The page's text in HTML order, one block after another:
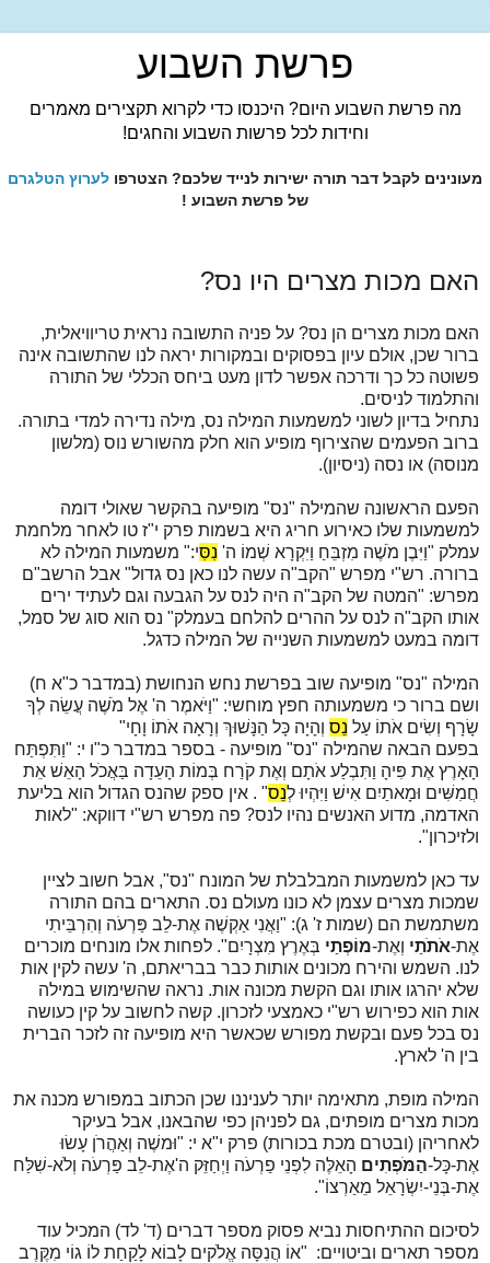
פרשת השבוע
מה פרשת השבוע היום? היכנסו כדי לקרוא תקצירים מאמרים
וחידות לכל פרשות השבוע והחגים!
מעונינים לקבל דבר תורה ישירות לנייד שלכם? הצטרפו לערוץ הטלגרם
של פרשת השבוע !
האם מכות מצרים היו נס?
האם מכות מצרים הן נס? על פניה התשובה נראית טריוויאלית,
ברור שכן, אולם עיון בפסוקים ובמקורות יראה לנו שהתשובה אינה
פשוטה כל כך ודרכה אפשר לדון מעט ביחס הכללי של התורה
והתלמוד לניסים.
נתחיל בדיון לשוני למשמעות המילה נס, מילה נדירה למדי בתורה.
ברוב הפעמים שהצירוף מופיע הוא חלק מהשורש נוס (מלשון
מנוסה) או נסה (ניסיון).
הפעם הראשונה שהמילה "נס" מופיעה בהקשר שאולי דומה
למשמעות שלו כאירוע חריג היא בשמות פרק י"ז טו לאחר מלחמת
עמלק "וַיִּבֶן מֹשֶׁה מִזְבֵּחַ וַיִּקְרָא שְׁמוֹ ה' נִסִּי:" משמעות המילה לא
ברורה. רש"י מפרש "הקב"ה עשה לנו כאן נס גדול" אבל הרשב"ם
מפרש: "המטה של הקב"ה היה לנס על הגבעה וגם לעתיד ירים
אותו הקב"ה לנס על ההרים להלחם בעמלק" נס הוא סוג של סמל,
דומה במעט למשמעות השנייה של המילה כדגל.
המילה "נס" מופיעה שוב בפרשת נחש הנחושת (במדבר כ"א ח)
ושם ברור כי משמעותה חפץ מוחשי: "וַיֹּאמֶר ה' אֶל מֹשֶׁה עֲשֵׂה לְךָ
שָׂרָף וְשִׂים אֹתוֹ עַל נֵס וְהָיָה כָּל הַנָּשׁוּךְ וְרָאָה אֹתוֹ וָחָי"
בפעם הבאה שהמילה "נס" מופיעה - בספר במדבר כ"ו י: "וַתִּפְתַּח
הָאָרֶץ אֶת פִּיהָ וַתִּבְלַע אֹתָם וְאֶת קֹרַח בְּמוֹת הָעֵדָה בַּאֲכֹל הָאֵשׁ אֵת
חֲמִשִּׁים וּמָאתַיִם אִישׁ וַיִּהְיוּ לְנֵס" . אין ספק שהנס הגדול הוא בליעת
האדמה, מדוע האנשים נהיו לנס? פה מפרש רש"י דווקא: "לאות
ולזיכרון".
עד כאן למשמעות המבלבלת של המונח "נס", אבל חשוב לציין
שמכות מצרים עצמן לא כונו מעולם נס. התארים בהם התורה
משתמשת הם (שמות ז' ג): "וַאֲנִי אַקְשֶׁה אֶת-לֵב פַּרְעֹה וְהִרְבֵּיתִי
אֶת-אֹתֹתַי וְאֶת-מוֹפְתַי בְּאֶרֶץ מִצְרָיִם". לפחות אלו מונחים מוכרים
לנו. השמש והירח מכונים אותות כבר בבריאתם, ה' עשה לקין אות
שלא יהרגו אותו וגם הקשת מכונה אות. נראה שהשימוש במילה
אות הוא כפירוש רש"י כאמצעי לזכרון. קשה לחשוב על קין כעושה
נס בכל פעם ובקשת מפורש שכאשר היא מופיעה זה לזכר הברית
בין ה' לארץ.
המילה מופת, מתאימה יותר לעניננו שכן הכתוב במפורש מכנה את
מכות מצרים מופתים, גם לפניהן כפי שהבאנו, אבל בעיקר
לאחריהן (ובטרם מכת בכורות) פרק י"א י: "וּמשֶׁה וְאַהֲרֹן עָשׂוּ
אֶת-כָּל-הַמֹּפְתִים הָאֵלֶּה לִפְנֵי פַרְעֹה וַיְחַזֵּק ה'אֶת-לֵב פַּרְעֹה וְלֹא-שִׁלַּח
אֶת-בְּנֵי-יִשְׂרָאֵל מֵאַרְצוֹ".
לסיכום ההתיחסות נביא פסוק מספר דברים (ד' לד) המכיל עוד
מספר תארים וביטויים: "אוֹ הֲנִסָּה אֱלֹקים לָבוֹא לָקַחַת לוֹ גוֹי מִקֶּרֶב